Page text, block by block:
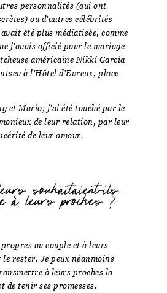
personnalités (qui ont
ou d’autres célébrités
été plus médiatisée, comme
j’avais officié pour le mariage
américaine Nikki Garcia
à l’Hôtel d’Evreux, place
et Mario, j’ai été touché par le
de leur relation, par leur
de leur amour.
souhaitaient-ils
à leurs proches ?
au couple et à leurs
rester. Je peux néanmoins
à leurs proches la
de tenir ses promesses.